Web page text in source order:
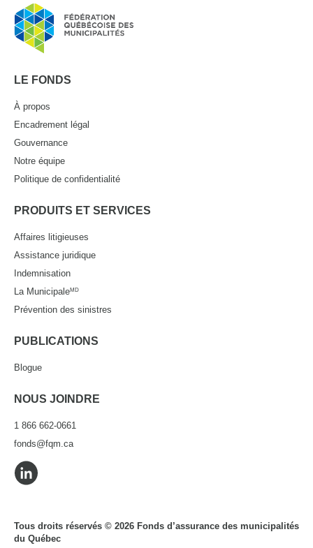
LE FONDS
À propos
Encadrement légal
Gouvernance
Notre équipe
Politique de confidentialité
PRODUITS ET SERVICES
Affaires litigieuses
Assistance juridique
Indemnisation
La MunicipaleMD
Prévention des sinistres
PUBLICATIONS
Blogue
NOUS JOINDRE
1 866 662-0661
fonds@fqm.ca
Tous droits réservés © 2026 Fonds d’assurance des municipalités
du Québec